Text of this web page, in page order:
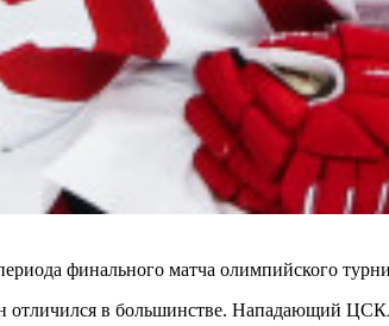
финального матча олимпийского
в большинстве. Нападающий